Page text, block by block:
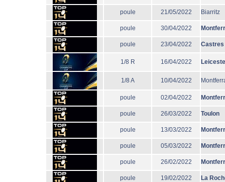
poule 21/05/2022 Biarritz
poule 30/04/2022
poule 23/04/2022 Castres
1/8 R 16/04/2022
1/8 A 10/04/2022
poule 02/04/2022
poule 26/03/2022 Toulon
poule 13/03/2022
poule 05/03/2022
poule 26/02/2022
poule 19/02/2022 La